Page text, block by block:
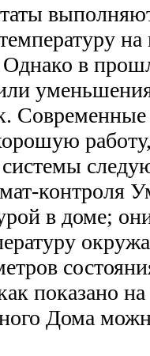
в
контроля
в доме;
показано
Дома